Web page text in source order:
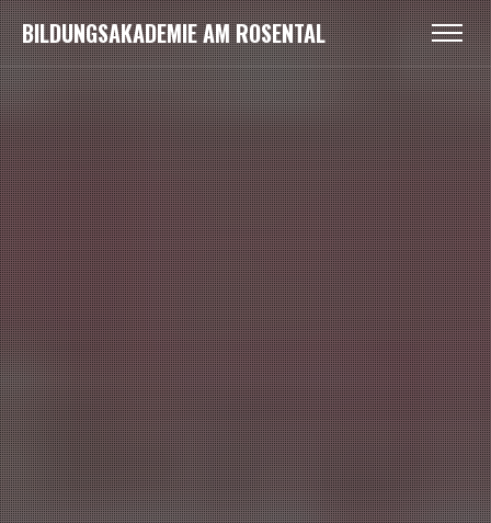
BILDUNGSAKADEMIE AM ROSENTAL